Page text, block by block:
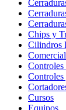
Chips y
Cilindros
Controles
Cursos